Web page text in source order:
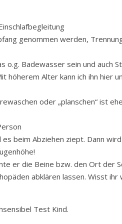
genommen werden,
o.g. Badewasser sein und auch
Alter kann ich ihn hier
oder „planschen“ ist
beim Abziehen ziept. Dann
er die Beine bzw. den Ort der
abklären lassen. Wisst ihr
Test Kind.